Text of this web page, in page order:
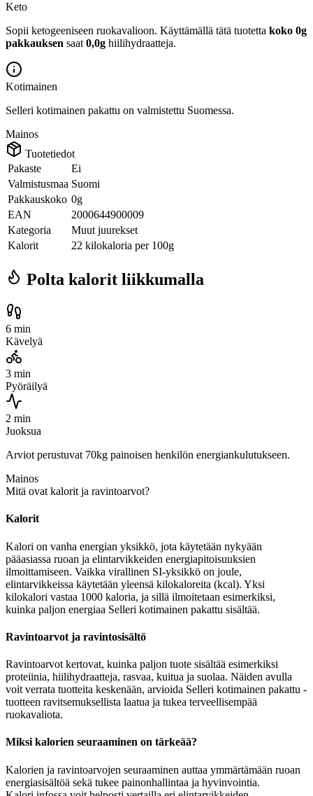
Keto
Sopii ketogeeniseen ruokavalioon. Käyttämällä tätä tuotetta koko 0g
pakkauksen saat 0,0g hiilihydraatteja.
Kotimainen
Selleri kotimainen pakattu on valmistettu Suomessa.
Mainos
Tuotetiedot
Pakaste
Ei
Valmistusmaa Suomi
Pakkauskoko 0g
EAN
2000644900009
Kategoria
Muut juurekset
Kalorit
22 kilokaloria per 100g
Polta kalorit liikkumalla
6 min
Kävelyä
3 min
Pyöräilyä
2 min
Juoksua
Arviot perustuvat 70kg painoisen henkilön energiankulutukseen.
Mainos
Mitä ovat kalorit ja ravintoarvot?
Kalorit
Kalori on vanha energian yksikkö, jota käytetään nykyään
pääasiassa ruoan ja elintarvikkeiden energiapitoisuuksien
ilmoittamiseen. Vaikka virallinen SI-yksikkö on joule,
elintarvikkeissa käytetään yleensä kilokaloreita (kcal). Yksi
kilokalori vastaa 1000 kaloria, ja sillä ilmoitetaan esimerkiksi,
kuinka paljon energiaa Selleri kotimainen pakattu sisältää.
Ravintoarvot ja ravintosisältö
Ravintoarvot kertovat, kuinka paljon tuote sisältää esimerkiksi
proteiinia, hiilihydraatteja, rasvaa, kuitua ja suolaa. Näiden avulla
voit verrata tuotteita keskenään, arvioida Selleri kotimainen pakattu -
tuotteen ravitsemuksellista laatua ja tukea terveellisempää
ruokavaliota.
Miksi kalorien seuraaminen on tärkeää?
Kalorien ja ravintoarvojen seuraaminen auttaa ymmärtämään ruoan
energiasisältöä sekä tukee painonhallintaa ja hyvinvointia.